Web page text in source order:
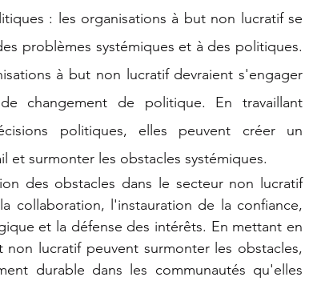
: les organisations à but non lucratif se
problèmes systémiques et à des politiques.
à but non lucratif devraient s'engager
changement de politique. En travaillant
politiques, elles peuvent créer un
et surmonter les obstacles systémiques.
des obstacles dans le secteur non lucratif
collaboration, l'instauration de la confiance,
et la défense des intérêts. En mettant en
lucratif peuvent surmonter les obstacles,
durable dans les communautés qu'elles